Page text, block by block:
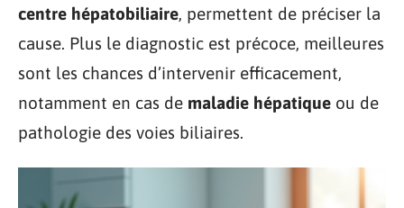
centre hépatobiliaire, permettent de préciser la
cause. Plus le diagnostic est précoce, meilleures
sont les chances d’intervenir efficacement,
notamment en cas de maladie hépatique ou de
pathologie des voies biliaires.